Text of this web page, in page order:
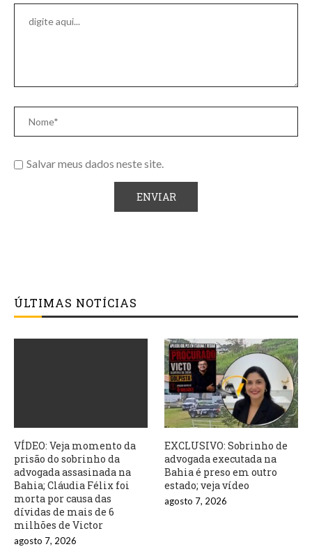
Salvar meus dados neste site.
ÚLTIMAS NOTÍCIAS
VÍDEO: Veja momento da
prisão do sobrinho da
advogada assasinada na
Bahia; Cláudia Félix foi
morta por causa das
dívidas de mais de 6
milhões de Victor
agosto 7, 2026
EXCLUSIVO: Sobrinho de
advogada executada na
Bahia é preso em outro
estado; veja vídeo
agosto 7, 2026